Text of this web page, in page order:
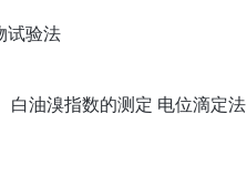
试验法
白油溴指数的测定 电位滴定法